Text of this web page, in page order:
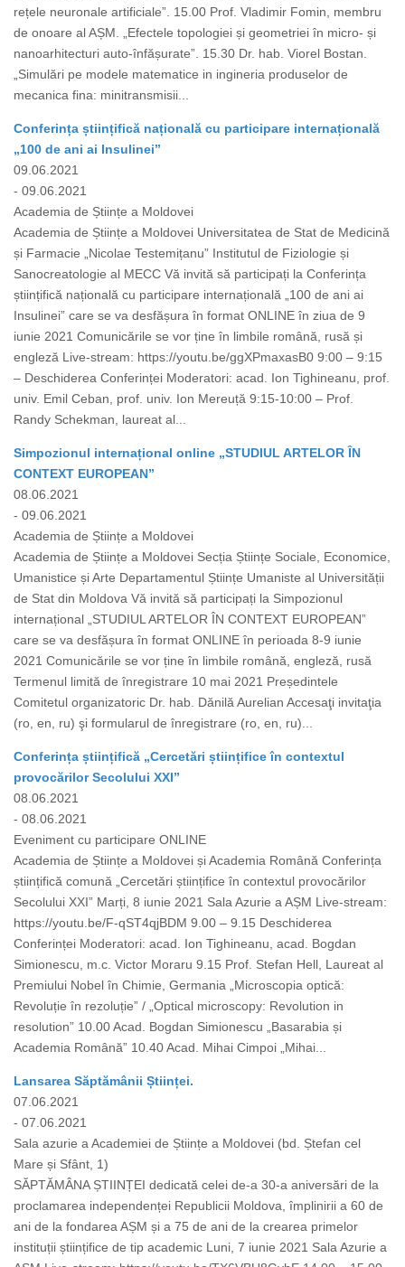
rețele neuronale artificiale”. 15.00 Prof. Vladimir Fomin, membru
de onoare al AȘM. „Efectele topologiei și geometriei în micro- și
nanoarhitecturi auto-înfășurate”. 15.30 Dr. hab. Viorel Bostan.
„Simulări pe modele matematice in ingineria produselor de
mecanica fina: minitransmisii...
Conferința științifică națională cu participare internațională
„100 de ani ai Insulinei”
09.06.2021
- 09.06.2021
Academia de Științe a Moldovei
Academia de Științe a Moldovei Universitatea de Stat de Medicină
și Farmacie „Nicolae Testemițanu” Institutul de Fiziologie și
Sanocreatologie al MECC Vă invită să participați la Conferința
științifică națională cu participare internațională „100 de ani ai
Insulinei” care se va desfășura în format ONLINE în ziua de 9
iunie 2021 Comunicările se vor ține în limbile română, rusă și
engleză Live-stream: https://youtu.be/ggXPmaxasB0 9:00 – 9:15
– Deschiderea Conferinței Moderatori: acad. Ion Tighineanu, prof.
univ. Emil Ceban, prof. univ. Ion Mereuță 9:15-10:00 – Prof.
Randy Schekman, laureat al...
Simpozionul internațional online „STUDIUL ARTELOR ÎN
CONTEXT EUROPEAN”
08.06.2021
- 09.06.2021
Academia de Științe a Moldovei
Academia de Științe a Moldovei Secția Științe Sociale, Economice,
Umanistice și Arte Departamentul Științe Umaniste al Universității
de Stat din Moldova Vă invită să participați la Simpozionul
internațional „STUDIUL ARTELOR ÎN CONTEXT EUROPEAN”
care se va desfășura în format ONLINE în perioada 8-9 iunie
2021 Comunicările se vor ține în limbile română, engleză, rusă
Termenul limită de înregistrare 10 mai 2021 Președintele
Comitetul organizatoric Dr. hab. Dănilă Aurelian Accesaţi invitaţia
(ro, en, ru) şi formularul de înregistrare (ro, en, ru)...
Conferința științifică „Cercetări științifice în contextul
provocărilor Secolului XXI”
08.06.2021
- 08.06.2021
Eveniment cu participare ONLINE
Academia de Științe a Moldovei și Academia Română Conferința
științifică comună „Cercetări științifice în contextul provocărilor
Secolului XXI” Marți, 8 iunie 2021 Sala Azurie a AȘM Live-stream:
https://youtu.be/F-qST4qjBDM 9.00 – 9.15 Deschiderea
Conferinței Moderatori: acad. Ion Tighineanu, acad. Bogdan
Simionescu, m.c. Victor Moraru 9.15 Prof. Stefan Hell, Laureat al
Premiului Nobel în Chimie, Germania „Microscopia optică:
Revoluție în rezoluție” / „Optical microscopy: Revolution in
resolution” 10.00 Acad. Bogdan Simionescu „Basarabia și
Academia Română” 10.40 Acad. Mihai Cimpoi „Mihai...
Lansarea Săptămânii Științei.
07.06.2021
- 07.06.2021
Sala azurie a Academiei de Științe a Moldovei (bd. Ștefan cel
Mare și Sfânt, 1)
SĂPTĂMÂNA ȘTIINȚEI dedicată celei de-a 30-a aniversări de la
proclamarea independenței Republicii Moldova, împlinirii a 60 de
ani de la fondarea AȘM și a 75 de ani de la crearea primelor
instituții științifice de tip academic Luni, 7 iunie 2021 Sala Azurie a